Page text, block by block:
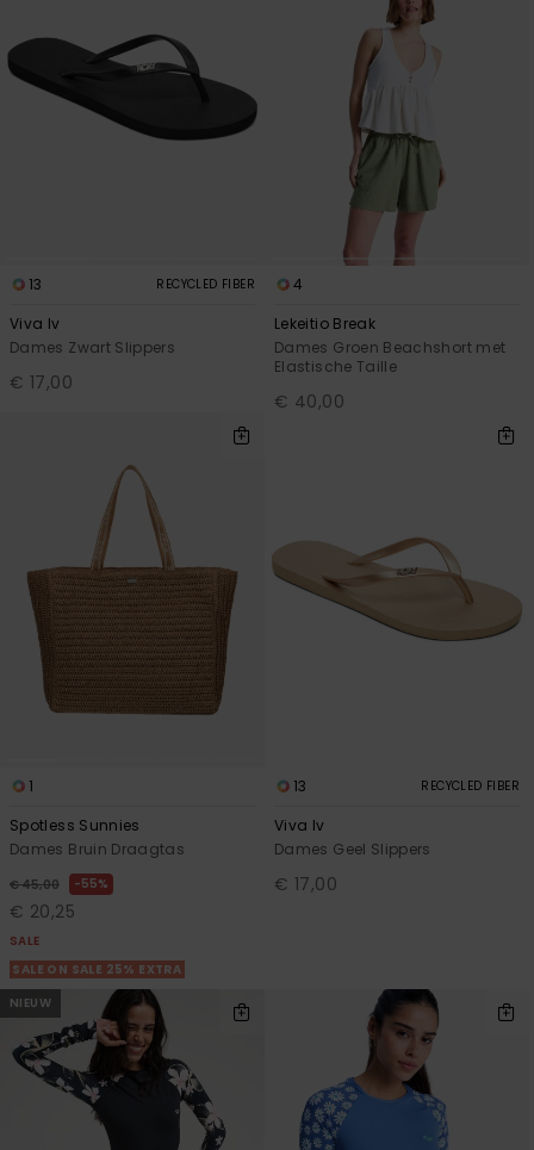
13 RECYCLED FIBER
Viva Iv
Dames Zwart Slippers
€ 17,00
4
Lekeitio Break
Dames Groen Beachshort met
Elastische Taille
€ 40,00
1
Spotless Sunnies
Dames Bruin Draagtas
€ 45,00 55%
€ 20,25
SALE
SALE ON SALE 25% EXTRA
13 RECYCLED FIBER
Viva Iv
Dames Geel Slippers
€ 17,00
NIEUW